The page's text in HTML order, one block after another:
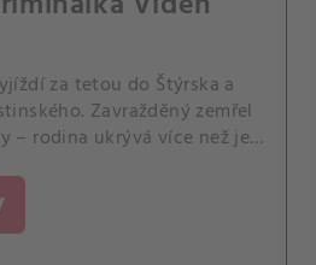
za tetou do Štýrska a
Zavražděný zemřel
– rodina ukrývá více než jen